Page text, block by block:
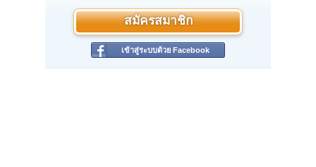
สมัครสมาชิก
เข้าสู่ระบบด้วย Facebook